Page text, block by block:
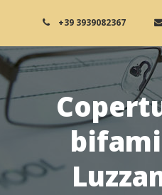
+39 3939082367